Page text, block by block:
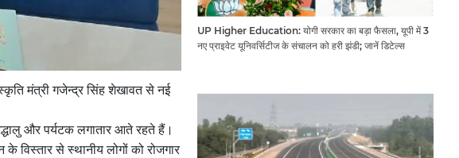
मंत्री गजेन्द्र सिंह शेखावत से नई
और पर्यटक लगातार आते रहते हैं।
विस्तार से स्थानीय लोगों को रोजगार
UP Higher Education: योगी सरकार का बड़ा फैसला, यूपी में 3
नए प्राइवेट यूनिवर्सिटीज के संचालन को हरी झंडी; जानें डिटेल्स